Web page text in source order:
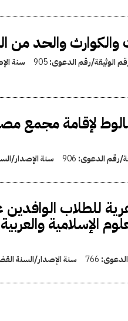
والكوارث والحد من
الوثيقة/رقم الدعوى:905 سنة
لإقامة مجمع
رقم الدعوى: 906 سنة الإصدار/
للطلاب الوافدين
الإسلامية
766 سنة الإصدار/السنة